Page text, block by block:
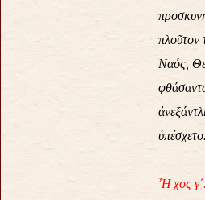
πλοῦτον
Ναός,
ὑπέσχετο.
Ἦ χος γ΄.